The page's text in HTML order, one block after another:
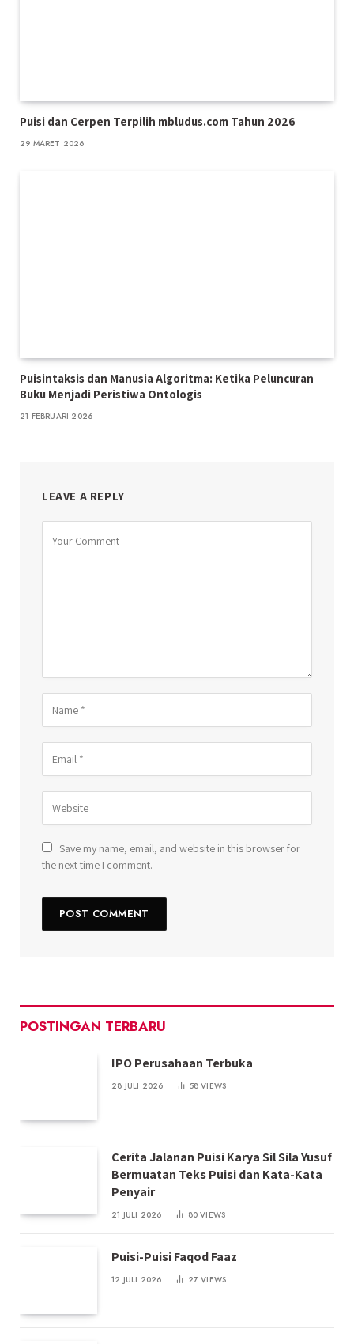
Puisi dan Cerpen Terpilih mbludus.com Tahun 2026
29 MARET 2026
Puisintaksis dan Manusia Algoritma: Ketika Peluncuran
Buku Menjadi Peristiwa Ontologis
21 FEBRUARI 2026
LEAVE A REPLY
Save my name, email, and website in this browser for
the next time I comment.
POSTINGAN TERBARU
IPO Perusahaan Terbuka
28 JULI 2026 58VIEWS
Cerita Jalanan Puisi Karya Sil Sila Yusuf
Bermuatan Teks Puisi dan Kata-Kata
Penyair
21 JULI 2026 80VIEWS
Puisi-Puisi Faqod Faaz
12 JULI 2026 27VIEWS